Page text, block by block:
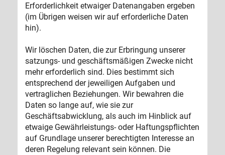
Erforderlichkeit etwaiger Datenangaben ergeben
(im Übrigen weisen wir auf erforderliche Daten
hin).
Wir löschen Daten, die zur Erbringung unserer
satzungs- und geschäftsmäßigen Zwecke nicht
mehr erforderlich sind. Dies bestimmt sich
entsprechend der jeweiligen Aufgaben und
vertraglichen Beziehungen. Wir bewahren die
Daten so lange auf, wie sie zur
Geschäftsabwicklung, als auch im Hinblick auf
etwaige Gewährleistungs- oder Haftungspflichten
auf Grundlage unserer berechtigten Interesse an
deren Regelung relevant sein können. Die